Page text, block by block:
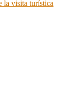
la visita turística